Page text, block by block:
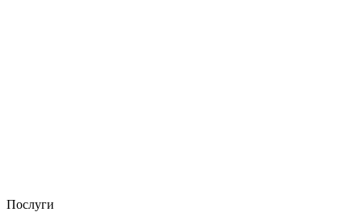
Послуги